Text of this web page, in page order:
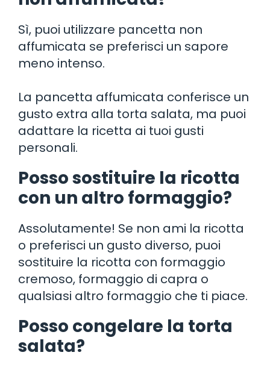
Sì, puoi utilizzare pancetta non
affumicata se preferisci un sapore
meno intenso.
La pancetta affumicata conferisce un
gusto extra alla torta salata, ma puoi
adattare la ricetta ai tuoi gusti
personali.
Posso sostituire la ricotta
con un altro formaggio?
Assolutamente! Se non ami la ricotta
o preferisci un gusto diverso, puoi
sostituire la ricotta con formaggio
cremoso, formaggio di capra o
qualsiasi altro formaggio che ti piace.
Posso congelare la torta
salata?